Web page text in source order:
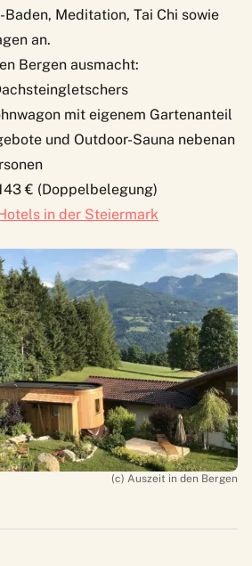
Meditation, Tai Chi sowie
an.
Bergen ausmacht:
mit eigenem Gartenanteil
und Outdoor-Sauna nebenan
€ (Doppelbelegung)
in der Steiermark
(c) Auszeit in den Bergen